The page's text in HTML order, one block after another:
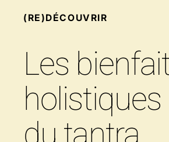
(RE)DÉCOUVRIR
Les
holistiques
du tantra